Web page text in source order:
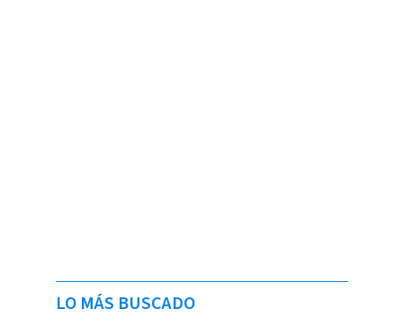
LO MÁS BUSCADO